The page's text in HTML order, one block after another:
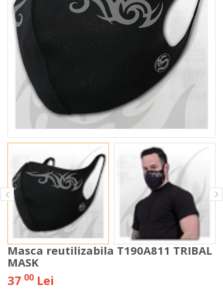
Masca reutilizabila T190A811 TRIBAL
MASK
37 00 Lei